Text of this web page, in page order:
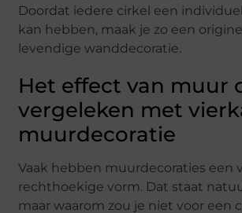
Doordat iedere cirkel een
kan hebben, maak je zo een
levendige wanddecoratie.
Het effect van muur
vergeleken met
muurdecoratie
Vaak hebben muurdecoraties een
rechthoekige vorm. Dat staat
maar waarom zou je niet voor een